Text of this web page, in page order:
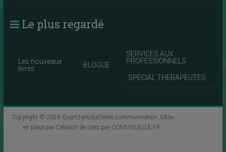
Le plus regardé
Les nouveaux
livres
BLOGUE
SERVICES AUX
PROFESSIONNELS
SPECIAL THERAPEUTES
Copyright © 2026 Quartz-productions-communication. Mise
en place par Création de sites par COMVISUELLE.FR.